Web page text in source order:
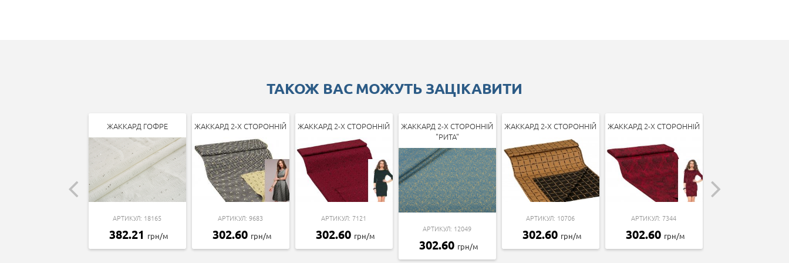
ТАКОЖ ВАС МОЖУТЬ ЗАЦІКАВИТИ
ЖАККАРД ГОФРЕ
АРТИКУЛ: 18165
382.21 грн/м
ЖАККАРД 2-Х СТОРОННІЙ
АРТИКУЛ: 9683
302.60 грн/м
ЖАККАРД 2-Х СТОРОННІЙ
АРТИКУЛ: 7121
302.60 грн/м
ЖАККАРД 2-Х СТОРОННІЙ
"РИТА"
АРТИКУЛ: 12049
302.60 грн/м
ЖАККАРД 2-Х СТОРОННІЙ
АРТИКУЛ: 10706
302.60 грн/м
ЖАККАРД 2-Х СТОРОННІЙ
АРТИКУЛ: 7344
302.60 грн/м